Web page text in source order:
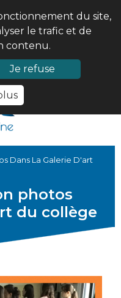
du site,
le trafic et de
contenu.
Je refuse
Dans La Galerie D'art
photos
du collège